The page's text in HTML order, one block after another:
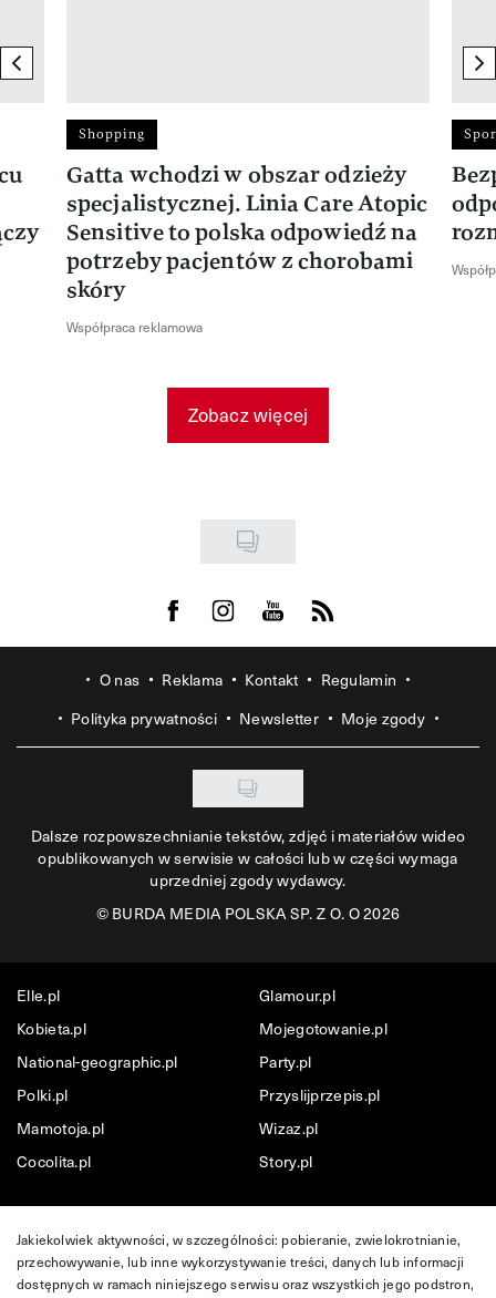
previous element
Shopping
Gatta wchodzi w obszar odzieży
specjalistycznej. Linia Care Atopic
Sensitive to polska odpowiedź na
potrzeby pacjentów z chorobami
skóry
Współpraca reklamowa
Zobacz więcej
Visit us on Facebook
Visit us on Instagram
Visit us on Youtube
Visit us on Rss
O nas Reklama Kontakt
Regulamin
Polityka prywatności
Newsletter Moje zgody
Dalsze rozpowszechnianie tekstów, zdjęć i materiałów wideo
opublikowanych w serwisie w całości lub w części wymaga
uprzedniej zgody wydawcy.
©BURDA MEDIA POLSKA SP. Z O. O 2026
Elle.pl
Glamour.pl
Kobieta.pl
Mojegotowanie.pl
National-geographic.pl
Party.pl
Polki.pl
Przyslijprzepis.pl
Mamotoja.pl
Wizaz.pl
Cocolita.pl
Story.pl
Jakiekolwiek aktywności, w szczególności: pobieranie, zwielokrotnianie,
przechowywanie, lub inne wykorzystywanie treści, danych lub informacji
dostępnych w ramach niniejszego serwisu oraz wszystkich jego podstron,